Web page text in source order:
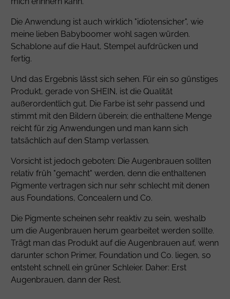
Die Anwendung ist auch wirklich "idiotensicher", wie
meine lieben Babyboomer wohl sagen würden.
Schablone auf die Haut, Stempel aufdrücken und
fertig.
Und das Ergebnis lässt sich sehen. Für ein so günstiges
Produkt, gerade von SHEIN, ist die Qualität
außerordentlich gut. Die Farbe ist sehr passend und
stimmt mit den Bildern überein; die enthaltene Menge
reicht für zig Anwendungen und man kann sich
tatsächlich auf den Stamp verlassen.
Vorsicht ist jedoch geboten: Die Augenbrauen sollten
relativ früh "gemacht" werden, denn die enthaltenen
Pigmente vertragen sich nur sehr schlecht mit denen
aus Foundations, Concealern und Co.
Die Pigmente scheinen sehr reaktiv zu sein, weshalb
um die Augenbrauen herum gearbeitet werden sollte.
Trägt man das Produkt auf die Augenbrauen auf, wenn
darunter schon Primer, Foundation und Co. liegen, so
entsteht schnell ein grüner Schleier. Daher: Erst
Augenbrauen, dann der Rest.